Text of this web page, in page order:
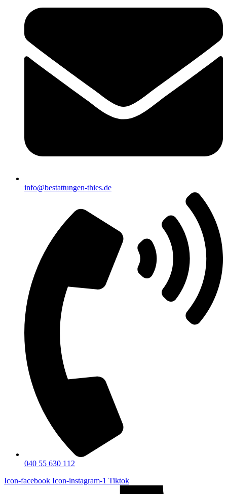
info@bestattungen-thies.de
040 55 630 112
Icon-facebook Icon-instagram-1 Tiktok